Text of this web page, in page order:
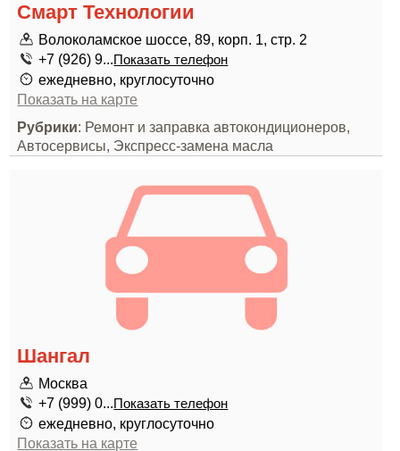
Смарт Технологии
Волоколамское шоссе, 89, корп. 1, стр. 2
+7 (926) 9...Показать телефон
ежедневно, круглосуточно
Показать на карте
Рубрики: Ремонт и заправка автокондиционеров,
Автосервисы, Экспресс-замена масла
Шангал
Москва
+7 (999) 0...Показать телефон
ежедневно, круглосуточно
Показать на карте